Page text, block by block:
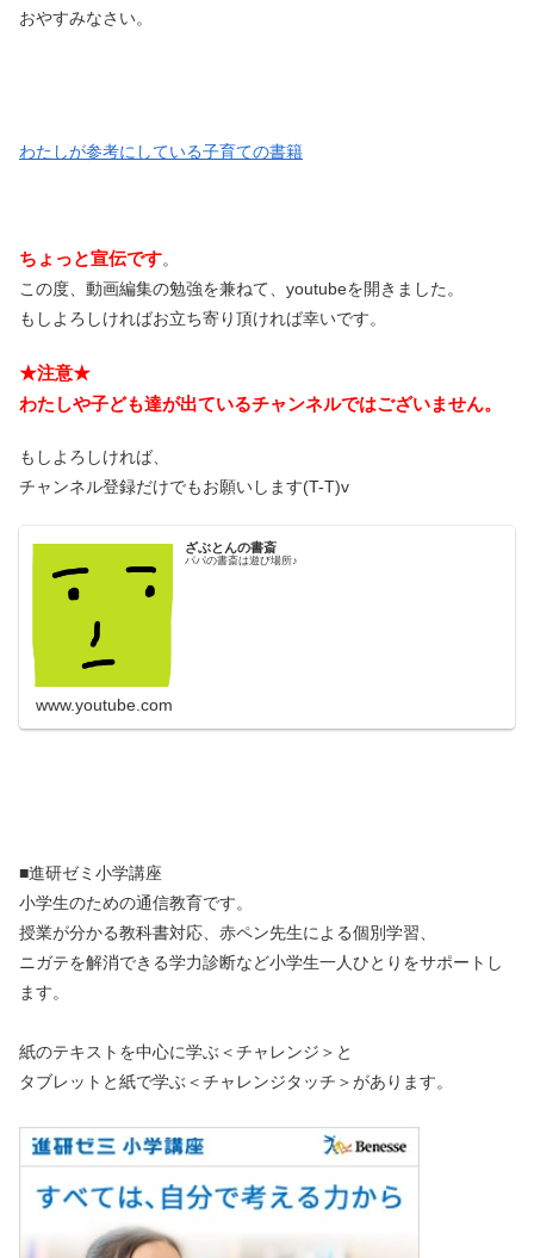
おやすみなさい。
わたしが参考にしている子育ての書籍
ちょっと宣伝です。
この度、動画編集の勉強を兼ねて、youtubeを開きました。
もしよろしければお立ち寄り頂ければ幸いです。
★注意★
わたしや子ども達が出ているチャンネルではございません。
もしよろしければ、
チャンネル登録だけでもお願いします(T-T)v
ざぶとんの書斎
パパの書斎は遊び場所♪
www.youtube.com
■進研ゼミ小学講座
小学生のための通信教育です。
授業が分かる教科書対応、赤ペン先生による個別学習、
ニガテを解消できる学力診断など小学生一人ひとりをサポートし
ます。
紙のテキストを中心に学ぶ＜チャレンジ＞と
タブレットと紙で学ぶ＜チャレンジタッチ＞があります。